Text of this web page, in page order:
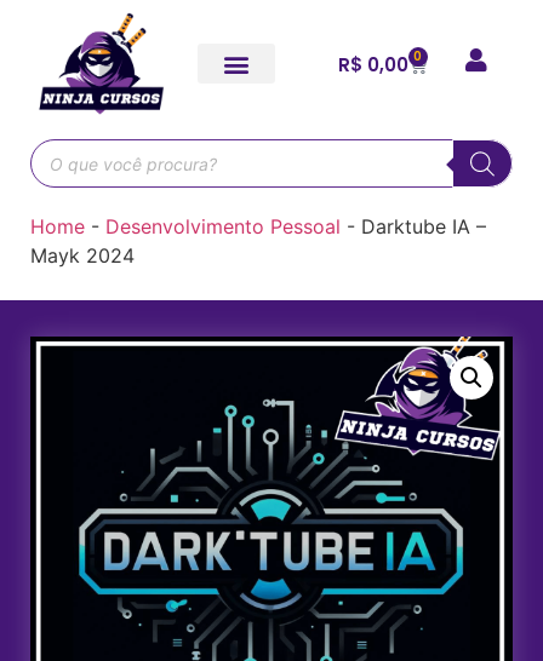
R$ 0,00 0
Home - Desenvolvimento Pessoal - Darktube IA –
Mayk 2024